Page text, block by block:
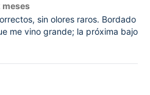
meses
sin olores raros. Bordado
me vino grande; la próxima bajo